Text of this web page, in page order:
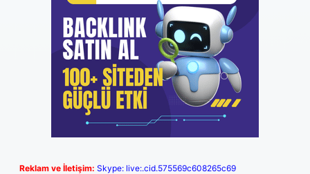
Reklam ve İletişim: Skype: live:.cid.575569c608265c69